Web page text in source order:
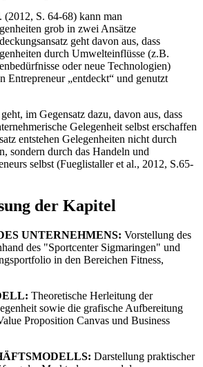
(2012, S. 64-68) kann man
grob in zwei Ansätze
geht davon aus, dass
durch Umwelteinflüsse (z.B.
oder neue Technologien)
Entrepreneur „entdeckt“ und genutzt
im Gegensatz dazu, davon aus, dass
Gelegenheit selbst erschaffen
entstehen Gelegenheiten nicht durch
sondern durch das Handeln und
selbst (Fueglistaller et al., 2012, S.65-
der Kapitel
UNTERNEHMENS: Vorstellung des
des "Sportcenter Sigmaringen" und
in den Bereichen Fitness,
Theoretische Herleitung der
sowie die grafische Aufbereitung
Proposition Canvas und Business
Darstellung praktischer